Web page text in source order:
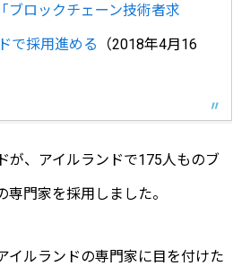
ブロックチェーン技術者求
で採用進める
（2018年4月16
が、アイルランドで175人ものブ
専門家を採用しました。
イルランドの専門家に目を付けた